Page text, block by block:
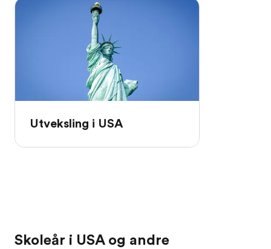
Utveksling i USA
Skoleår i USA og andre